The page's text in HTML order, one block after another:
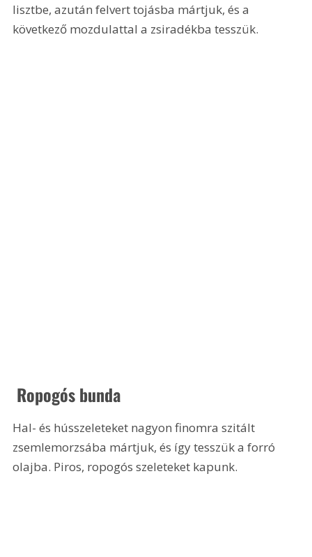
lisztbe, azután felvert tojásba mártjuk, és a
következő mozdulattal a zsiradékba tesszük.
Ropogós bunda
Hal- és hússzeleteket nagyon finomra szitált
zsemlemorzsába mártjuk, és így tesszük a forró
olajba. Piros, ropogós szeleteket kapunk.